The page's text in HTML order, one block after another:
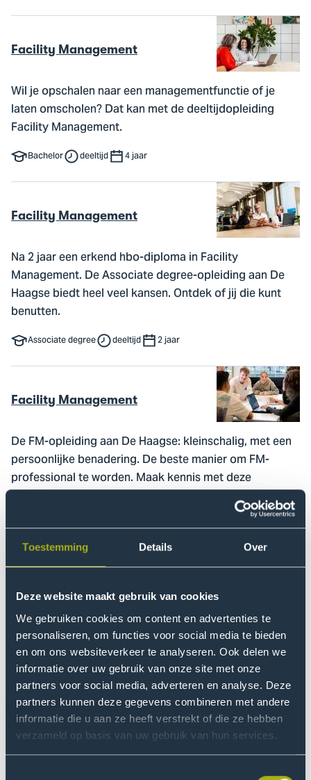
Toestemming Details Over
Deze website maakt gebruik van cookies
We gebruiken cookies om content en advertenties te
personaliseren, om functies voor social media te bieden
en om ons websiteverkeer te analyseren. Ook delen we
informatie over uw gebruik van onze site met onze
partners voor social media, adverteren en analyse. Deze
partners kunnen deze gegevens combineren met andere
informatie die u aan ze heeft verstrekt of die ze hebben
verzameld op basis van uw gebruik van hun services.
Facility Management
Wil je opschalen naar een managementfunctie of je
laten omscholen? Dat kan met de deeltijdopleiding
Facility Management.
Bachelor deeltijd 4 jaar
Facility Management
Na 2 jaar een erkend hbo-diploma in Facility
Management. De Associate degree-opleiding aan De
Haagse biedt heel veel kansen. Ontdek of jij die kunt
benutten.
Associate degree deeltijd 2 jaar
Facility Management
De FM-opleiding aan De Haagse: kleinschalig, met een
persoonlijke benadering. De beste manier om FM-
professional te worden. Maak kennis met deze
opleiding.
Bachelor voltijd 4 jaar
Leer gedrag begrijpen, mensen coachen en impact
maken op mensen en organisaties. Ontdek hoe jij jezelf
optimaal ontwikkelt én het verschil maakt met HRM.
Bachelor voltijd 4 jaar